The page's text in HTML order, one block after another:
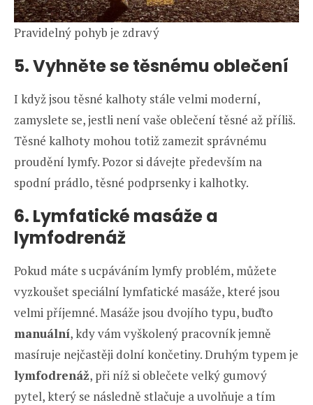
Pravidelný pohyb je zdravý
5. Vyhněte se těsnému oblečení
I když jsou těsné kalhoty stále velmi moderní,
zamyslete se, jestli není vaše oblečení těsné až příliš.
Těsné kalhoty mohou totiž zamezit správnému
proudění lymfy. Pozor si dávejte především na
spodní prádlo, těsné podprsenky i kalhotky.
6. Lymfatické masáže a
lymfodrenáž
Pokud máte s ucpáváním lymfy problém, můžete
vyzkoušet speciální lymfatické masáže, které jsou
velmi příjemné. Masáže jsou dvojího typu, buďto
manuální, kdy vám vyškolený pracovník jemně
masíruje nejčastěji dolní končetiny. Druhým typem je
lymfodrenáž, při níž si oblečete velký gumový
pytel, který se následně stlačuje a uvolňuje a tím